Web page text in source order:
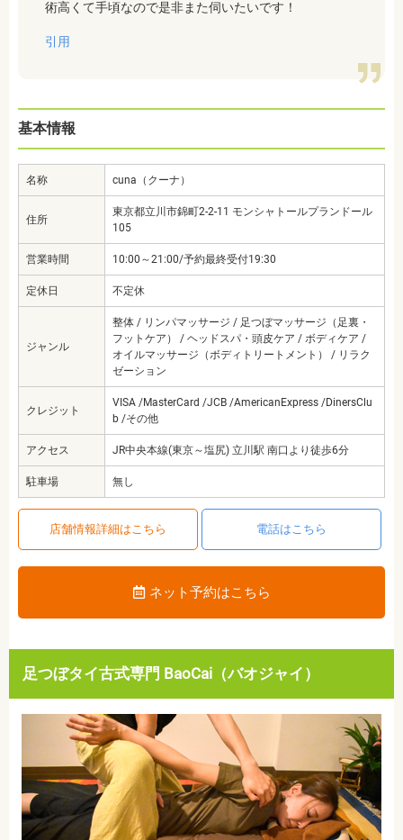
術高くて手頃なので是非また伺いたいです！
引用
基本情報
名称 cuna（クーナ）
住所
東京都立川市錦町2-2-11 モンシャトールプランドール
105
営業時間 10:00～21:00/予約最終受付19:30
定休日 不定休
ジャンル
整体 / リンパマッサージ / 足つぼマッサージ（足裏・
フットケア） / ヘッドスパ・頭皮ケア / ボディケア /
オイルマッサージ（ボディトリートメント） / リラク
ゼーション
クレジット
VISA /MasterCard /JCB /AmericanExpress /DinersClu
b /その他
アクセス JR中央本線(東京～塩尻) 立川駅 南口より徒歩6分
駐車場 無し
店舗情報詳細はこちら 電話はこちら
ネット予約はこちら
足つぼタイ古式専門 BaoCai（バオジャイ）